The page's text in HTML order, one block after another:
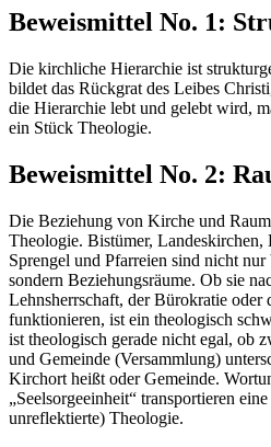
Beweismittel No. 1:
Die kirchliche Hierarchie ist
bildet das Rückgrat des Leibes
die Hierarchie lebt und gelebt wird,
ein Stück Theologie.
Beweismittel No. 2:
Die Beziehung von Kirche und
Theologie. Bistümer, Landeskirchen,
Sprengel und Pfarreien sind nicht
sondern Beziehungsräume. Ob sie
Lehnsherrschaft, der Bürokratie oder
funktionieren, ist ein theologisch
ist theologisch gerade nicht egal, ob
und Gemeinde (Versammlung)
Kirchort heißt oder Gemeinde.
„Seelsorgeeinheit“ transportieren
unreflektierte) Theologie.